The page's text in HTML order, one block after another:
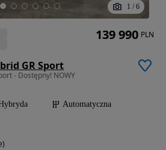
1 / 6
GR Sport
- Dostępny! NOWY
Automatyczna
139 990 PLN